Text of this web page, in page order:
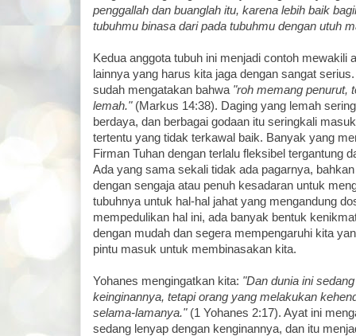
penggallah dan buanglah itu, karena lebih baik
tubuhmu binasa dari pada tubuhmu dengan utuh
Kedua anggota tubuh ini menjadi contoh mewakili
lainnya yang harus kita jaga dengan sangat
sudah mengatakan bahwa "roh memang penurut,
lemah."(Markus 14:38). Daging yang lemah
berdaya, dan berbagai godaan itu seringkali
tertentu yang tidak terkawal baik. Banyak yang
Firman Tuhan dengan terlalu fleksibel tergantung
Ada yang sama sekali tidak ada pagarnya,
dengan sengaja atau penuh kesadaran untuk
tubuhnya untuk hal-hal jahat yang mengandung
mempedulikan hal ini, ada banyak bentuk
dengan mudah dan segera mempengaruhi kita
pintu masuk untuk membinasakan kita.
Yohanes mengingatkan kita: "Dan dunia ini
keinginannya, tetapi orang yang melakukan
selama-lamanya."(1 Yohanes 2:17). Ayat ini
sedang lenyap dengan kenginannya, dan itu